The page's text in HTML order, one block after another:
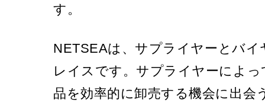
す。
NETSEAは、サプライヤーとバ
レイスです。サプライヤーによ
品を効率的に卸売する機会に出